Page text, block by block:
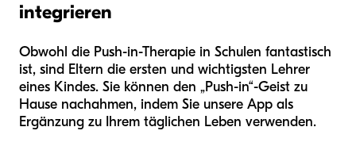
integrieren
Obwohl die Push-in-Therapie in Schulen fantastisch
ist, sind Eltern die ersten und wichtigsten Lehrer
eines Kindes. Sie können den „Push-in“-Geist zu
Hause nachahmen, indem Sie unsere App als
Ergänzung zu Ihrem täglichen Leben verwenden.